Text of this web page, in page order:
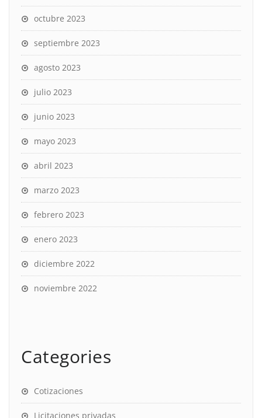
octubre 2023
septiembre 2023
agosto 2023
julio 2023
junio 2023
mayo 2023
abril 2023
marzo 2023
febrero 2023
enero 2023
diciembre 2022
noviembre 2022
Categories
Cotizaciones
Licitaciones privadas